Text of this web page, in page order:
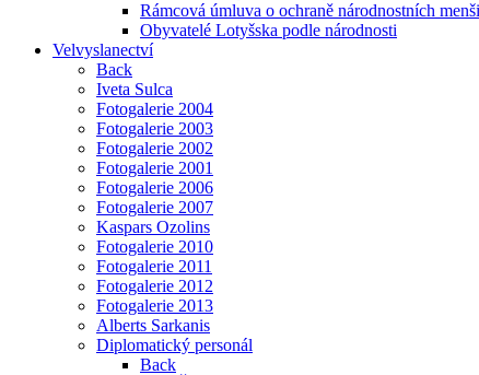
Rámcová úmluva o ochraně národnostních
Obyvatelé Lotyšska podle národnosti
Velvyslanectví
Back
Iveta Sulca
Fotogalerie 2004
Fotogalerie 2003
Fotogalerie 2002
Fotogalerie 2001
Fotogalerie 2006
Fotogalerie 2007
Kaspars Ozolins
Fotogalerie 2010
Fotogalerie 2011
Fotogalerie 2012
Fotogalerie 2013
Alberts Sarkanis
Diplomatický personál
Back